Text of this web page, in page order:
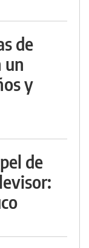
de
un
y
de